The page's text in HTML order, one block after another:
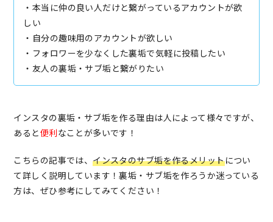
・本当に仲の良い人だけと繋がっているアカウントが欲
しい
・自分の趣味用のアカウントが欲しい
・フォロワーを少なくした裏垢で気軽に投稿したい
・友人の裏垢・サブ垢と繋がりたい
インスタの裏垢・サブ垢を作る理由は人によって様々ですが、
あると便利なことが多いです！
こちらの記事では、インスタのサブ垢を作るメリットについ
て詳しく説明しています！裏垢・サブ垢を作ろうか迷っている
方は、ぜひ参考にしてみてください！